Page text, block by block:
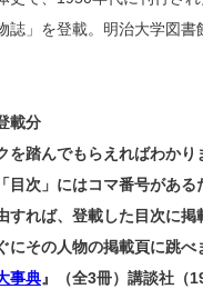
誌」を登載。明治大学図書
載分
を踏んでもらえればわかり
目次」にはコマ番号がある
すれば、登載した目次に
にその人物の掲載頁に跳べ
事典』（全3冊）講談社（